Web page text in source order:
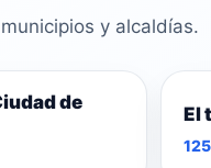
y alcaldías.
de
El